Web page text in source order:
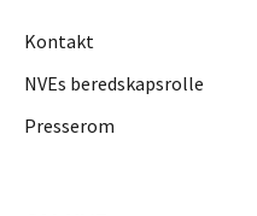
Kontakt
NVEs beredskapsrolle
Presserom